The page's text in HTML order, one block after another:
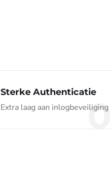
03
Sterke Authenticatie
Extra laag aan inlogbeveiliging